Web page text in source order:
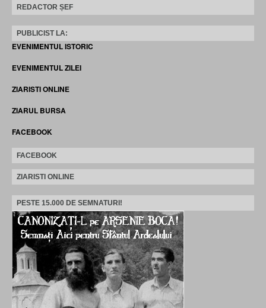
REDACTOR ȘEF
PUBLICIST LA:
EVENIMENTUL ISTORIC
EVENIMENTUL ZILEI
ZIARISTI ONLINE
ZIARUL BURSA
FACEBOOK
FACEBOOK
ZIARISTI ONLINE
PESTE 15.000 DE SEMNATURI!